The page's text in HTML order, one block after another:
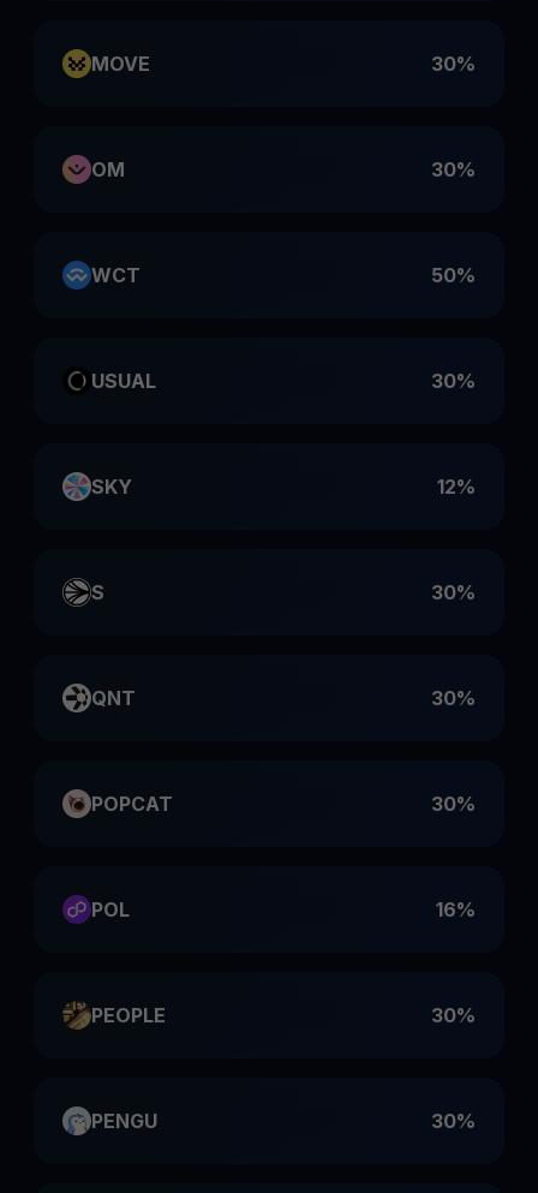
MOVE 30%
OM 30%
WCT 50%
USUAL 30%
SKY 12%
S 30%
QNT 30%
POPCAT 30%
POL 16%
PEOPLE 30%
PENGU 30%